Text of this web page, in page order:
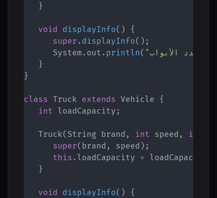
}
void displayInfo( )
{
super . displayInfo( ) ;
System . out . println(
}
}
class Truck extends Vehicle
{
int loadCapacity ;
Truck( String brand , int speed , int
super( brand , speed ) ;
this . loadCapacity = loadCapacity
}
void displayInfo( )
{